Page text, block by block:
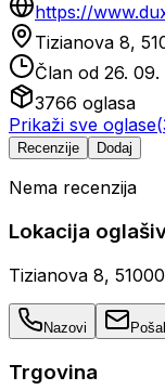
https://
Tizianova 8,
Član od 26. 09.
3766 oglasa
Prikaži sve oglase(
Recenzije Dodaj
Nema recenzija
Lokacija
Tizianova 8,
Nazovi
Trgovina